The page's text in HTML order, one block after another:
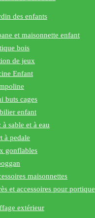
des enfants
et maisonnette enfant
bois
de jeux
Enfant
buts cages
enfant
à sable et à eau
à pedale
gonflables
maisonnettes
et accessoires pour portique
extérieur